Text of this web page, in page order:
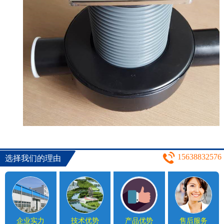
选择我们的理由 15638832576
企业实力 技术优势 产品优势 售后服务